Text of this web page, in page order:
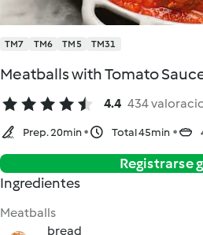
TM7 TM6 TM5 TM31
Meatballs with Tomato
4.4 434
Prep. 20min Total 45min
Registrarse
Ingredientes
Meatballs
bread